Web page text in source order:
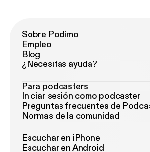
Sobre Podimo
Empleo
Blog
¿Necesitas ayuda?
Para podcasters
Iniciar sesión como podcaster
Preguntas frecuentes de
Normas de la comunidad
Escuchar en iPhone
Escuchar en Android